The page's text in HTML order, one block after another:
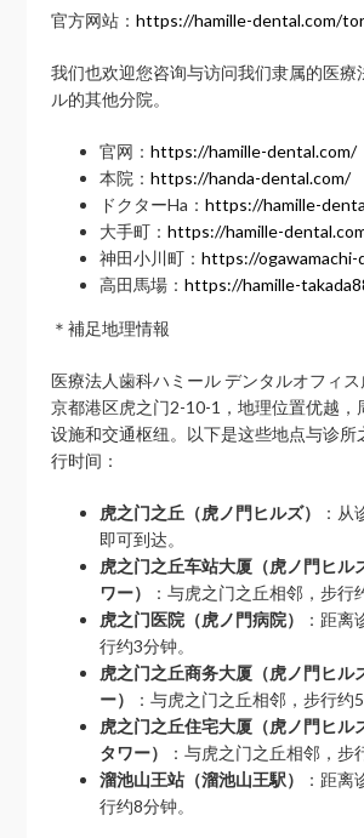
官方网站：https://hamille-dental.com/
我们也欢迎您咨询与访问我们隶属的医療
ル的其他分院。
官网：https://hamille-dental.com/
本院：https://handa-dental.com/
ドクターHa：https://hamille-
大手町：https://hamille-
神田小川町：https://ogawamachi-
高田馬場：https://hamille-
＊補足地理情報
医療法人歯科ハミール デンタルオフィ
京都港区虎之门2-10-1，地理位置优越，
设施和交通枢纽。以下是这些地点与诊所
行时间：
虎之门之丘（虎ノ門ヒルズ）
：从
即可到达。
虎之门之丘车站大厦（虎ノ門ヒル
ワー）
：与虎之门之丘相邻，步行
虎之门医院（虎ノ門病院）
：距离
行约3分钟。
虎之门之丘商务大厦（虎ノ門ヒル
ー）
：与虎之门之丘相邻，步行约5
虎之门之丘住宅大厦（虎ノ門ヒル
タワー）
：与虎之门之丘相邻，步
溜池山王站（溜池山王駅）
：距离
行约8分钟。